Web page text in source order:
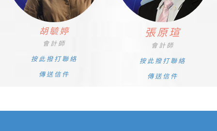
胡毓婷
會計師
按此撥打聯絡
傳送信件
張原瑄
會計師
按此撥打聯絡
傳送信件